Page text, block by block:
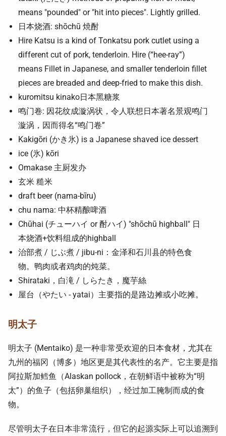
means "pounded" or "hit into pieces". Lightly grilled.
日本烧酒: shōchū 焼酎
Hire Katsu is a kind of Tonkatsu pork cutlet using a
different cut of pork, tenderloin. Hire (“hee-ray”)
means Fillet in Japanese, and smaller tenderloin fillet
pieces are breaded and deep-fried to make this dish.
kuromitsu kinako日本黑糖浆
鸣门卷: 因花纹成漩涡状，令人联想日本著名景观鸣门
漩涡，因而得名“鸣门卷”
Kakigōri (かき氷) is a Japanese shaved ice dessert
ice (氷) kōri
Omakase 主厨发办
玄米 糙米
draft beer (nama-bīru)
chu nama: 中杯精酿啤酒
Chūhai (チューハイ or 酎ハイ) "shōchū highball" 日
本烧酒+饮料组成的highball
治部煮 / じぶ煮 / jibu-ni：金泽和石川县的特色食
物。鸭肉或者鸡肉的炖菜。
Shirataki，白滝 / しらたき，魔芋絲
屋台（やたい - yatai）主要指的是路边摊或小吃摊。
明太子
明太子 (Mentaiko) 是一种非常受欢迎的日本食材，尤其在
九州的福冈（博多）地区更是其代表性的名产。它主要是指
阿拉斯加鳕鱼（Alaskan pollock，在朝鲜语中被称为“明
太”）的鱼子（包括卵巢组织），经过加工腌制而成的食
物。
尽管明太子在日本非常流行，但它的起源实际上可以追溯到